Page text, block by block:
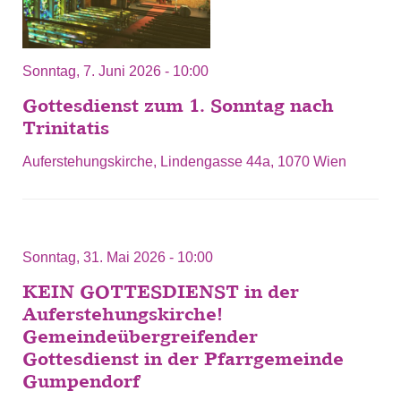
Sonntag, 7. Juni 2026 - 10:00
Gottesdienst zum 1. Sonntag nach
Trinitatis
Auferstehungskirche, Lindengasse 44a, 1070 Wien
Sonntag, 31. Mai 2026 - 10:00
KEIN GOTTESDIENST in der
Auferstehungskirche!
Gemeindeübergreifender
Gottesdienst in der Pfarrgemeinde
Gumpendorf